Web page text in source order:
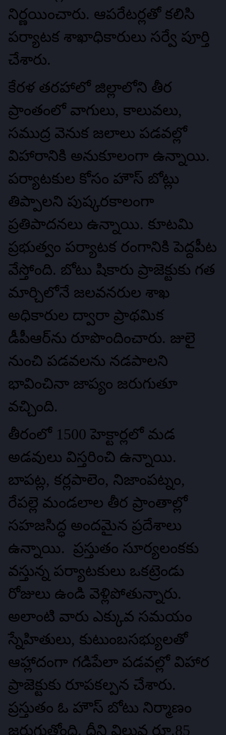
నిర్ణయించారు. ఆపరేటర్లతో కలిసి
పర్యాటక శాఖాధికారులు సర్వే పూర్తి
చేశారు.
కేరళ తరహాలో జిల్లాలోని తీర
ప్రాంతంలో వాగులు, కాలువలు,
సముద్ర వెనుక జలాలు పడవల్లో
విహారానికి అనుకూలంగా ఉన్నాయి.
పర్యాటకుల కోసం హౌస్‌ బోట్లు
తిప్పాలని పుష్కరకాలంగా
ప్రతిపాదనలు ఉన్నాయి. కూటమి
ప్రభుత్వం పర్యాటక రంగానికి పెద్దపీట
వేస్తోంది. బోటు షికారు ప్రాజెక్టుకు గత
మార్చిలోనే జలవనరుల శాఖ
అధికారుల ద్వారా ప్రాథమిక
డీపీఆర్‌ను రూపొందించారు. జులై
నుంచి పడవలను నడపాలని
భావించినా జాప్యం జరుగుతూ
వచ్చింది.
తీరంలో 1500 హెక్టార్లలో మడ
అడవులు విస్తరించి ఉన్నాయి.
బాపట్ల, కర్లపాలెం, నిజాంపట్నం,
రేపల్లె మండలాల తీర ప్రాంతాల్లో
సహజసిద్ధ అందమైన ప్రదేశాలు
ఉన్నాయి. ప్రస్తుతం సూర్యలంకకు
వస్తున్న పర్యాటకులు ఒకట్రెండు
రోజులు ఉండి వెళ్లిపోతున్నారు.
అలాంటి వారు ఎక్కువ సమయం
స్నేహితులు, కుటుంబసభ్యులతో
ఆహ్లాదంగా గడిపేలా పడవల్లో విహార
ప్రాజెక్టుకు రూపకల్పన చేశారు.
ప్రస్తుతం ఓ హౌస్‌ బోటు నిర్మాణం
జరుగుతోంది. దీని విలువ రూ.85